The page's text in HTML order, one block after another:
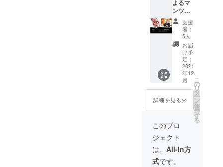
当店よ
りの送
付日か
ら１
２ヶ月
間とな
りま
す。 プ
レミア
ム靴磨
き ＊フ
ス・サ
フィー
のク
リーム
を使っ
て磨き
ます。
売する
レギュ
ラー
ホット
ドック1
本を1枚
と交換
いたし
ます。
＊有効
期限は
りの送
付日か
月間と
なりま
す。
オー
ダー
営者、
政治
家、医
師、作
家、講
演家、
士業、
芸能
人、ス
ポーツ
選手に
で創業
以来11
のべ
15,000
名を超
えるブ
ランド
（最大
で5人ま
での会
場とな
りま
す） 駐
車場：
隣接郵
便局の
駐車場
のご利
用可
交通費
お願い
す。
ドッ
ク、軽
食、ソ
フトド
リン
ク、
コー
ヒー等
（飲み
放題）
無料提
供 日
時：
~2022
年1月
19半時
頃より
約2時間
予定
よるマ
ンツー
マン靴
磨き講
座1時間
券＋レ
ギュ
ラー靴
磨き回
数券5枚
＋御礼
のメー
ル 靴磨
き講座
＊日程
(2021年
12月頃
～２月
頃 お
打ち合
わせの
支援
者：
5人
お届
け予
定：
2021
年12
月
詳細を見る
こ
の
リ
タ
ー
ン
を
選
択
す
る
このプロ
ジェクト
は、 All-In方
式です。